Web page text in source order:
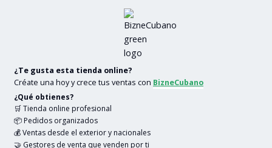
¿Te gusta esta tienda online?
Créate una hoy y crece tus ventas con BizneCubano
¿Qué obtienes?
🛒 Tienda online profesional
📦 Pedidos organizados
💰 Ventas desde el exterior y nacionales
🤝 Gestores de venta que venden por ti